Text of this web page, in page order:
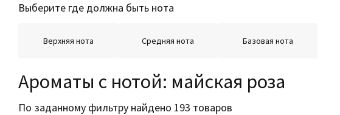
Выберите где должна быть нота
Верхняя нота Средняя нота Базовая нота
Ароматы с нотой: майская роза
По заданному фильтру найдено 193 товаров